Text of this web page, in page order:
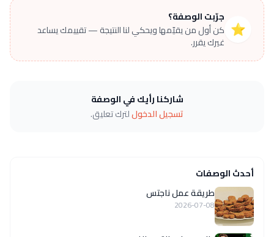
⭐
جرّبت الوصفة؟
كن أول من يقيّمها ويحكي لنا النتيجة — تقييمك يساعد
غيرك يقرر.
شاركنا رأيك في الوصفة
تسجيل الدخوللترك تعليق.
أحدث الوصفات
طريقة عمل ناجتس
2026-07-08